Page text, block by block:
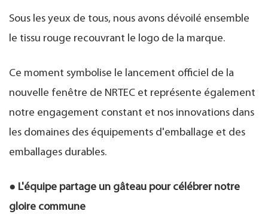
Sous les yeux de tous, nous avons dévoilé ensemble
le tissu rouge recouvrant le logo de la marque.
Ce moment symbolise le lancement officiel de la
nouvelle fenêtre de NRTEC et représente également
notre engagement constant et nos innovations dans
les domaines des équipements d'emballage et des
emballages durables.
● L'équipe partage un gâteau pour célébrer notre
gloire commune